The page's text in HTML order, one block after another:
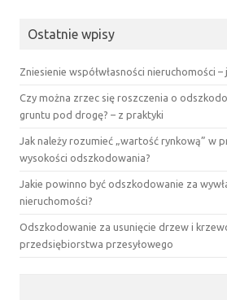
Ostatnie wpisy
Zniesienie współwłasności nieruchomości –
Czy można zrzec się roszczenia o
gruntu pod drogę? – z praktyki
Jak należy rozumieć „wartość rynkową” w
wysokości odszkodowania?
Jakie powinno być odszkodowanie za
nieruchomości?
Odszkodowanie za usunięcie drzew i
przedsiębiorstwa przesyłowego